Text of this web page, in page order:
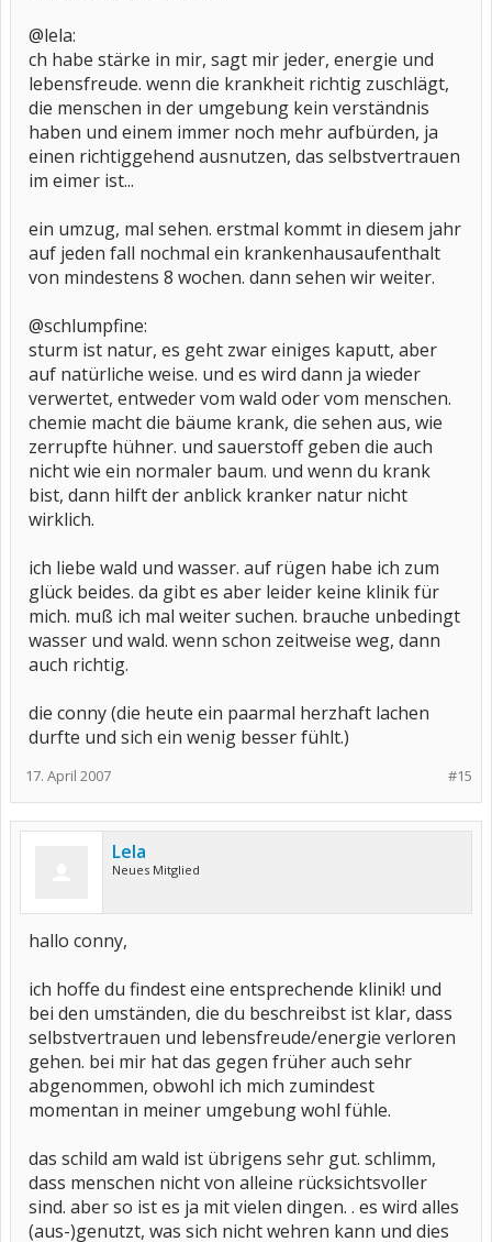
@lela:
ch habe stärke in mir, sagt mir jeder, energie und
lebensfreude. wenn die krankheit richtig zuschlägt,
die menschen in der umgebung kein verständnis
haben und einem immer noch mehr aufbürden, ja
einen richtiggehend ausnutzen, das selbstvertrauen
im eimer ist...
ein umzug, mal sehen. erstmal kommt in diesem jahr
auf jeden fall nochmal ein krankenhausaufenthalt
von mindestens 8 wochen. dann sehen wir weiter.
@schlumpfine:
sturm ist natur, es geht zwar einiges kaputt, aber
auf natürliche weise. und es wird dann ja wieder
verwertet, entweder vom wald oder vom menschen.
chemie macht die bäume krank, die sehen aus, wie
zerrupfte hühner. und sauerstoff geben die auch
nicht wie ein normaler baum. und wenn du krank
bist, dann hilft der anblick kranker natur nicht
wirklich.
ich liebe wald und wasser. auf rügen habe ich zum
glück beides. da gibt es aber leider keine klinik für
mich. muß ich mal weiter suchen. brauche unbedingt
wasser und wald. wenn schon zeitweise weg, dann
auch richtig.
die conny (die heute ein paarmal herzhaft lachen
durfte und sich ein wenig besser fühlt.)
#15
17. April 2007
Lela
Neues Mitglied
hallo conny,
ich hoffe du findest eine entsprechende klinik! und
bei den umständen, die du beschreibst ist klar, dass
selbstvertrauen und lebensfreude/energie verloren
gehen. bei mir hat das gegen früher auch sehr
abgenommen, obwohl ich mich zumindest
momentan in meiner umgebung wohl fühle.
das schild am wald ist übrigens sehr gut. schlimm,
dass menschen nicht von alleine rücksichtsvoller
sind. aber so ist es ja mit vielen dingen. . es wird alles
(aus-)genutzt, was sich nicht wehren kann und dies